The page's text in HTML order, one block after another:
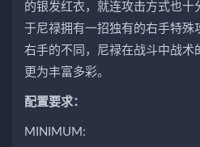
的银发红衣，就连攻击方式也十
于尼禄拥有一招独有的右手特殊
右手的不同，尼禄在战斗中战术
更为丰富多彩。
配置要求：
MINIMUM: